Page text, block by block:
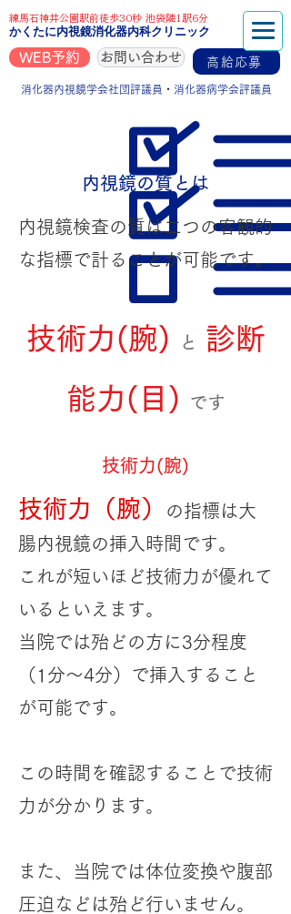
練馬石神井公園駅前徒歩30秒 池袋隣1駅6分
かくたに内視鏡消化器内科クリニック
お問い合わせ
WEB予約 高給応募
消化器内視鏡学会社団評議員・消化器病学会評議員
​内視鏡の質とは
内視鏡検査の質は二つの客観的
な指標で計ることが可能です。
技術力(腕) と
診断
能力(目)
です
​技術力(腕)
技術力（腕）
の指標は大
腸内視鏡の挿入時間です。
これが短いほど技術力が優れて
いる といえ ます。
当院では殆どの方に3分程度
（1分～4分）で挿入すること
が可能です。
この時間を確認することで技術
力が分かります。
また、当院では体位変換や腹部
圧迫などは殆ど行いません。